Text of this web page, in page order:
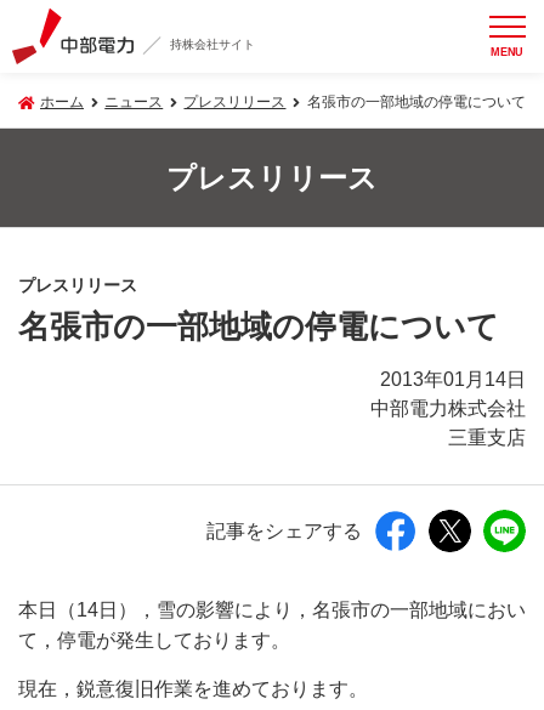
持株会社サイト MENU
ホーム ニュース プレスリリース 名張市の一部地域の停電について
プレスリリース
プレスリリース
名張市の一部地域の停電について
2013年01月14日
中部電力株式会社
三重支店
記事をシェアする
本日（14日），雪の影響により，名張市の一部地域におい
て，停電が発生しております。
現在，鋭意復旧作業を進めております。